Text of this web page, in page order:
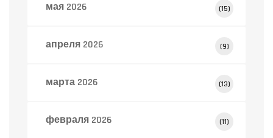
мая 2026 (15)
апреля 2026 (9)
марта 2026 (13)
февраля 2026 (11)